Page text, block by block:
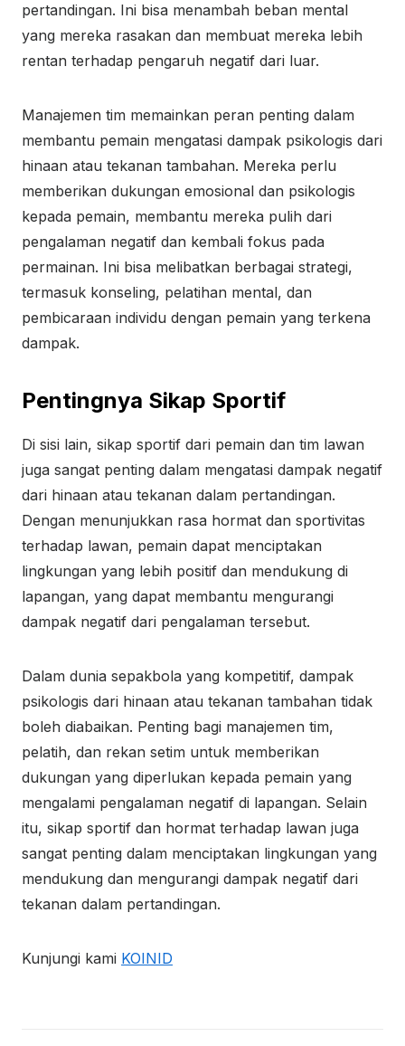
pertandingan. Ini bisa menambah beban mental
yang mereka rasakan dan membuat mereka lebih
rentan terhadap pengaruh negatif dari luar.
Manajemen tim memainkan peran penting dalam
membantu pemain mengatasi dampak psikologis dari
hinaan atau tekanan tambahan. Mereka perlu
memberikan dukungan emosional dan psikologis
kepada pemain, membantu mereka pulih dari
pengalaman negatif dan kembali fokus pada
permainan. Ini bisa melibatkan berbagai strategi,
termasuk konseling, pelatihan mental, dan
pembicaraan individu dengan pemain yang terkena
dampak.
Pentingnya Sikap Sportif
Di sisi lain, sikap sportif dari pemain dan tim lawan
juga sangat penting dalam mengatasi dampak negatif
dari hinaan atau tekanan dalam pertandingan.
Dengan menunjukkan rasa hormat dan sportivitas
terhadap lawan, pemain dapat menciptakan
lingkungan yang lebih positif dan mendukung di
lapangan, yang dapat membantu mengurangi
dampak negatif dari pengalaman tersebut.
Dalam dunia sepakbola yang kompetitif, dampak
psikologis dari hinaan atau tekanan tambahan tidak
boleh diabaikan. Penting bagi manajemen tim,
pelatih, dan rekan setim untuk memberikan
dukungan yang diperlukan kepada pemain yang
mengalami pengalaman negatif di lapangan. Selain
itu, sikap sportif dan hormat terhadap lawan juga
sangat penting dalam menciptakan lingkungan yang
mendukung dan mengurangi dampak negatif dari
tekanan dalam pertandingan.
Kunjungi kami KOINID